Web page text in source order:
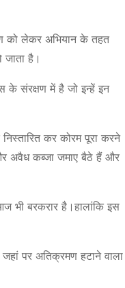
को लेकर अभियान के तहत
है।
के संरक्षण में है जो इन्हें इन
निस्तारित कर कोरम पूरा करने
अवैध कब्जा जमाए बैठे हैं और
भी बरकरार है।हालांकि इस
पर अतिक्रमण हटाने वाला